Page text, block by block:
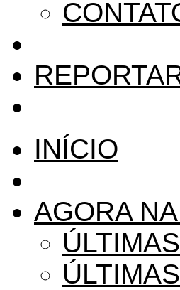
INÍCIO
AGORA